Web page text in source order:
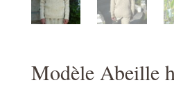
Modèle Abeille